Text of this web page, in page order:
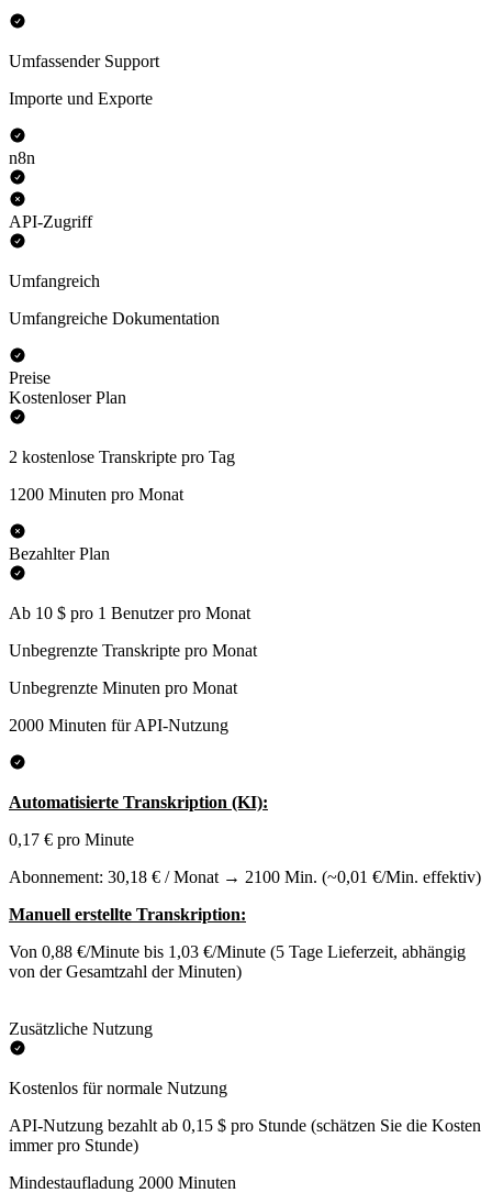
Umfassender Support
Importe und Exporte
n8n
API-Zugriff
Umfangreich
Umfangreiche Dokumentation
Preise
Kostenloser Plan
2 kostenlose Transkripte pro Tag
1200 Minuten pro Monat
Bezahlter Plan
Ab 10 $ pro 1 Benutzer pro Monat
Unbegrenzte Transkripte pro Monat
Unbegrenzte Minuten pro Monat
2000 Minuten für API-Nutzung
Automatisierte Transkription (KI):
0,17 € pro Minute
Abonnement: 30,18 € / Monat → 2100 Min. (~0,01 €/Min. effektiv)
Manuell erstellte Transkription:
Von 0,88 €/Minute bis 1,03 €/Minute (5 Tage Lieferzeit, abhängig
von der Gesamtzahl der Minuten)
Zusätzliche Nutzung
Kostenlos für normale Nutzung
API-Nutzung bezahlt ab 0,15 $ pro Stunde (schätzen Sie die Kosten
immer pro Stunde)
Mindestaufladung 2000 Minuten